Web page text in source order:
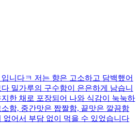
니다ㅋ 저는 향은 고소하고 담백했어
밀가루의 구수함이 은은하게 남습니
한 채로 포장되어 나와 식감이 눅눅하
함, 중간맛은 짭짤함, 끝맛은 깔끔함
없어서 부담 없이 먹을 수 있었습니다